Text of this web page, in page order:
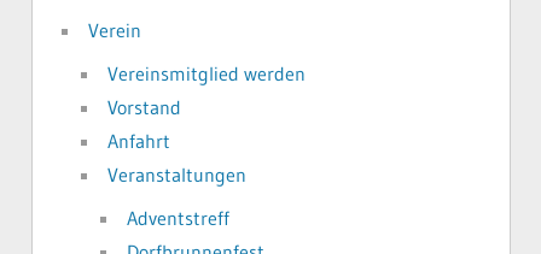
Verein
Vereinsmitglied werden
Vorstand
Anfahrt
Veranstaltungen
Adventstreff